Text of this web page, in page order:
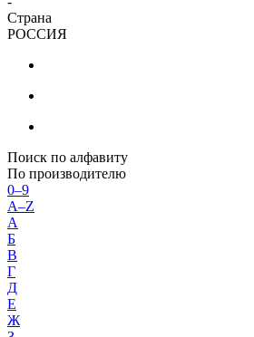
Страна
РОССИЯ
Поиск по алфавиту
По производителю
0–9
A–Z
А
Б
В
Г
Д
Е
Ж